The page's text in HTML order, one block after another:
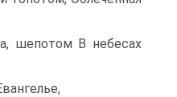
шепотом В небесах